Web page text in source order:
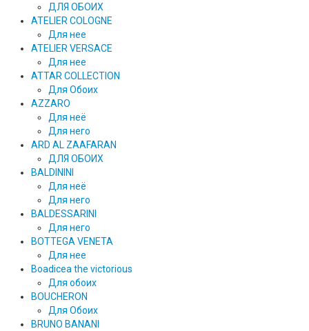
ДЛЯ ОБОИХ
ATELIER COLOGNE
Для нее
ATELIER VERSACE
Для нее
ATTAR COLLECTION
Для Обоих
AZZARO
Для неё
Для него
ARD AL ZAAFARAN
ДЛЯ ОБОИХ
BALDININI
Для неё
Для него
BALDESSARINI
Для него
BOTTEGA VENETA
Для нее
Boadicea the victorious
Для обоих
BOUCHERON
Для Обоих
BRUNO BANANI